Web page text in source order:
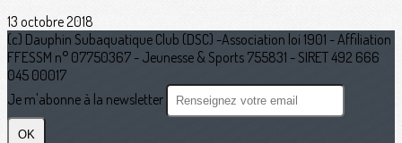
13 octobre 2018
(c) Dauphin Subaquatique Club (DSC) -Association loi 1901 - Affiliation
FFESSM n° 07750367 - Jeunesse & Sports 755831 - SIRET 492 666
045 00017
Je m'abonne à la newsletter
OK